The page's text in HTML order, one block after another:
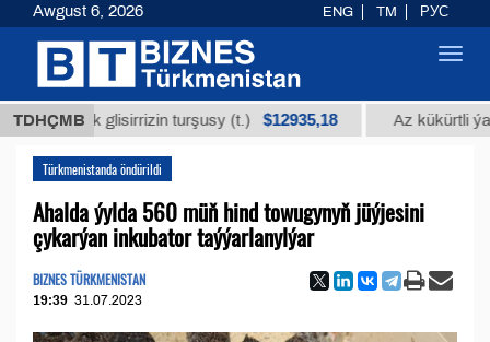
TDHÇMBglisirrizin turşusy (t.) $12935,18 Az kükürtli ýakyş
Türkmenistanda öndürildi
Ahalda ýylda 560 müň hind towugynyň jüýjesini
çykarýan inkubator taýýarlanylýar
BIZNES TÜRKMENISTAN
19:39 31.07.2023
Awgust 6, 2026 ENG TM РУС